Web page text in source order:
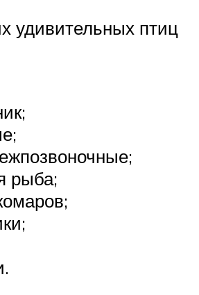
удивительных птиц
рыба;